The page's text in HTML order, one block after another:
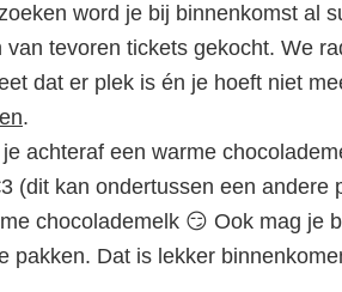
word je bij binnenkomst al
tevoren tickets gekocht. We
dat er plek is én je hoeft niet
.
achteraf een warme
(dit kan ondertussen een andere
chocolademelk 😏 Ook mag je
pakken. Dat is lekker